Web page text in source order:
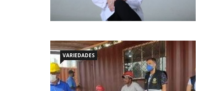
VARIEDADES